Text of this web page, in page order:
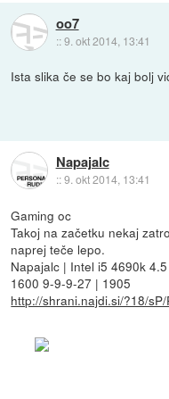
oo7
::9. okt 2014, 13:41
Ista slika če se bo kaj bolj
Napajalc
::9. okt 2014, 13:41
Gaming oc
Takoj na začetku nekaj
naprej teče lepo.
Napajalc | Intel i5 4690k
1600 9-9-9-27 | 1905
http://shrani.najdi.si/?18/sP/